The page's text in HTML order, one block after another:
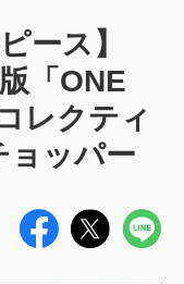
ース】
「ONE
レクティ
ョッパー